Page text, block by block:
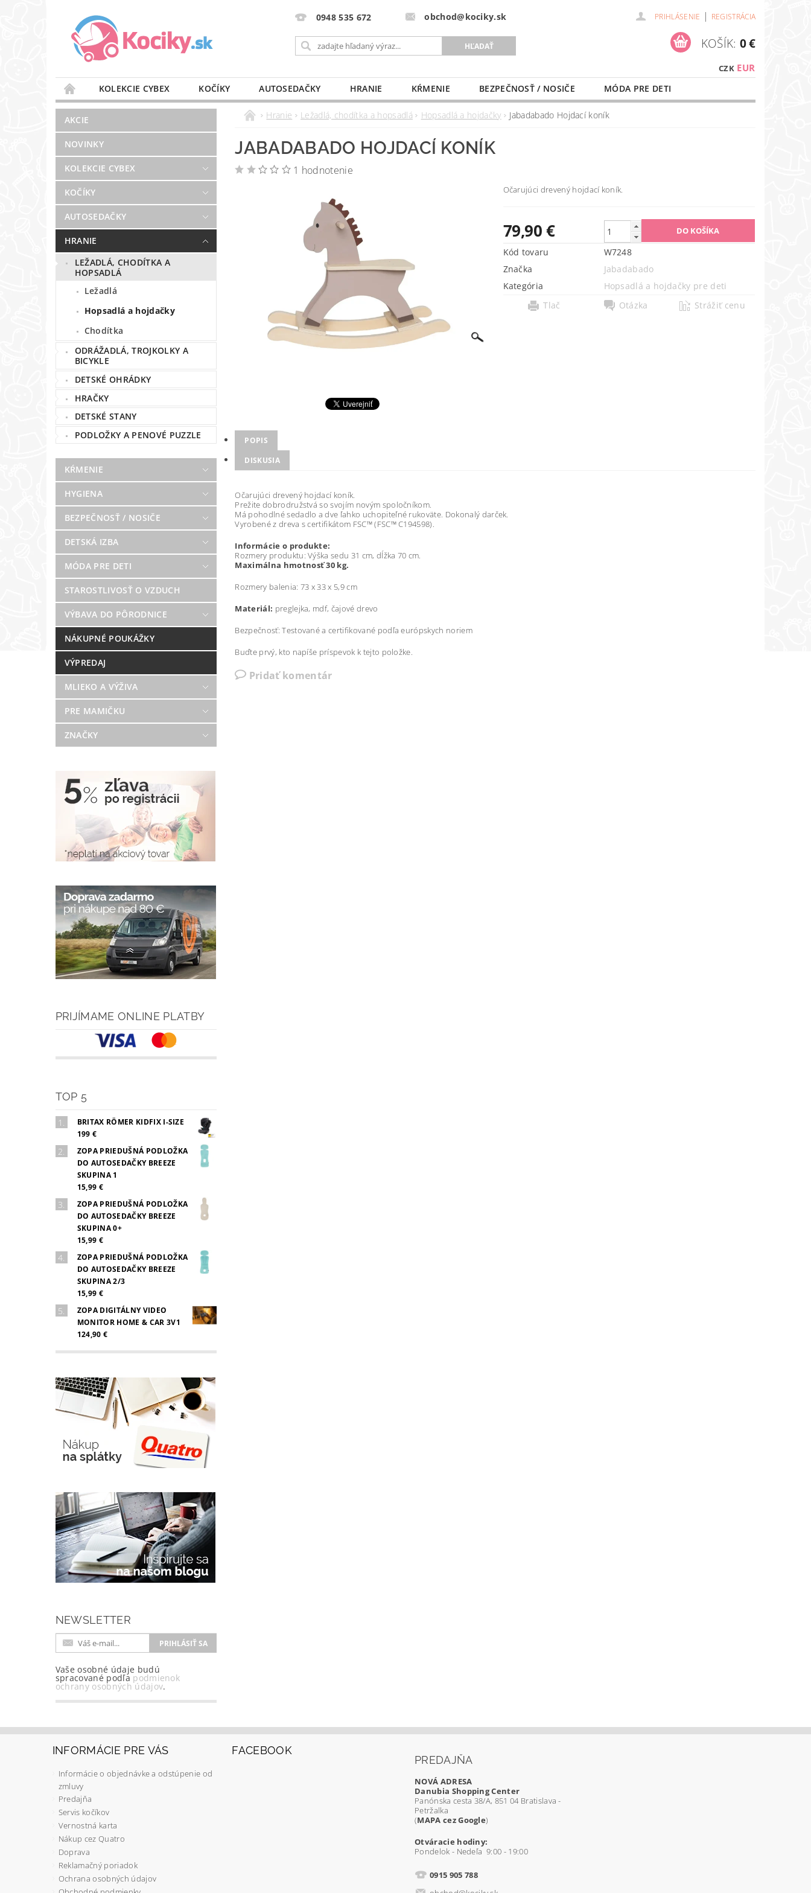
0948 535 672 obchod@kociky.sk PRIHLÁSENIE | REGISTRÁCIA
CZK EUR
KOŠÍK: 0 €
KOLEKCIE CYBEX KOČÍKY AUTOSEDAČKY HRANIE KŔMENIE BEZPEČNOSŤ / NOSIČE
MÓDA PRE DETI
STAROSTLIVOSŤ O VZDUCH
VÝBAVA DO PÔRODNICE MLIEKO A VÝŽIVA PRE MAMIČKU NAŠE SLUŽBY
BLOG
PREDAJŇA KONTAKT
AKCIE
NOVINKY
KOLEKCIE CYBEX
KOČÍKY
AUTOSEDAČKY
HRANIE
LEŽADLÁ, CHODÍTKA A
HOPSADLÁ
Ležadlá
Hopsadlá a hojdačky
Chodítka
ODRÁŽADLÁ, TROJKOLKY A
BICYKLE
DETSKÉ OHRÁDKY
HRAČKY
DETSKÉ STANY
PODLOŽKY A PENOVÉ PUZZLE
KŔMENIE
HYGIENA
BEZPEČNOSŤ / NOSIČE
DETSKÁ IZBA
MÓDA PRE DETI
STAROSTLIVOSŤ O VZDUCH
VÝBAVA DO PÔRODNICE
NÁKUPNÉ POUKÁŽKY
VÝPREDAJ
MLIEKO A VÝŽIVA
PRE MAMIČKU
ZNAČKY
PRIJÍMAME ONLINE PLATBY
TOP 5
BRITAX RÖMER KIDFIX I-SIZE
199 €
ZOPA PRIEDUŠNÁ PODLOŽKA
DO AUTOSEDAČKY BREEZE
SKUPINA 1
15,99 €
ZOPA PRIEDUŠNÁ PODLOŽKA
DO AUTOSEDAČKY BREEZE
SKUPINA 0+
15,99 €
ZOPA PRIEDUŠNÁ PODLOŽKA
DO AUTOSEDAČKY BREEZE
SKUPINA 2/3
15,99 €
ZOPA DIGITÁLNY VIDEO
MONITOR HOME & CAR 3V1
124,90 €
NEWSLETTER
Vaše osobné údaje budú
spracované podľa podmienok
ochrany osobných údajov.
Hranie Ležadlá, chodítka a hopsadlá Hopsadlá a hojdačky Jabadabado Hojdací koník
JABADABADO HOJDACÍ KONÍK
1 hodnotenie
Očarujúci drevený hojdací koník.
79,90 €
Kód tovaru
W7248
Značka
Jabadabado
Kategória
Hopsadlá a hojdačky pre deti
Tlač
Otázka Strážiť cenu
POPIS
DISKUSIA
Očarujúci drevený hojdací koník.
Prežite dobrodružstvá so svojím novým spoločníkom.
Má pohodlné sedadlo a dve ľahko uchopiteľné rukoväte. Dokonalý darček.
Vyrobené z dreva s certifikátom FSC™ (FSC™ C194598).
Informácie o produkte:
Rozmery produktu: Výška sedu 31 cm, dĺžka 70 cm.
Maximálna hmotnosť 30 kg.
Rozmery balenia: 73 x 33 x 5,9 cm
Materiál: preglejka, mdf, čajové drevo
Bezpečnosť: Testované a certifikované podľa európskych noriem
Buďte prvý, kto napíše príspevok k tejto položke.
Pridať komentár
INFORMÁCIE PRE VÁS
Informácie o objednávke a odstúpenie od
zmluvy
Predajňa
Servis kočíkov
Vernostná karta
Nákup cez Quatro
Doprava
Reklamačný poriadok
Ochrana osobných údajov
FACEBOOK
PREDAJŇA
NOVÁ ADRESA
Danubia Shopping Center
Panónska cesta 38/A, 851 04 Bratislava -
Petržalka
(MAPA cez Google)
Otváracie hodiny:
Pondelok - Nedeľa 9:00 - 19:00
0915 905 788